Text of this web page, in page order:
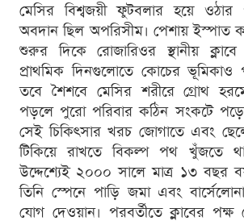
মেসির বিশ্বজয়ী ফুটবলার হয়ে
অবদান ছিল অপরিসীম। পেশায় ইস্পাত
শুরুর দিকে রোজারিওর স্থানীয়
প্রাথমিক দিনগুলোতে কোচের ভূমিকাও
তবে শৈশবে মেসির শরীরে গ্রোথ
পড়লে পুরো পরিবার কঠিন সংকটে
সেই চিকিৎসার খরচ জোগাতে এবং
টিকিয়ে রাখতে বিকল্প পথ খুঁজতে
উদ্দেশ্যেই ২০০০ সালে মাত্র ১৩ বছর
তিনি স্পেনে পাড়ি জমা এবং
যোগ দেওয়ান। পরবর্তীতে ক্লাবের পক্ষ